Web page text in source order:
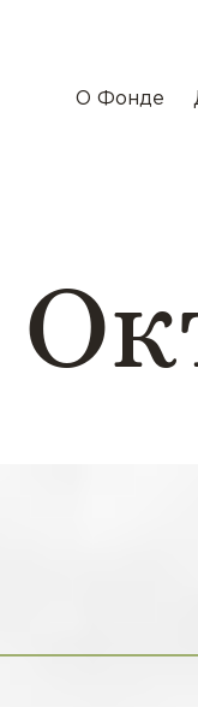
О Фонде